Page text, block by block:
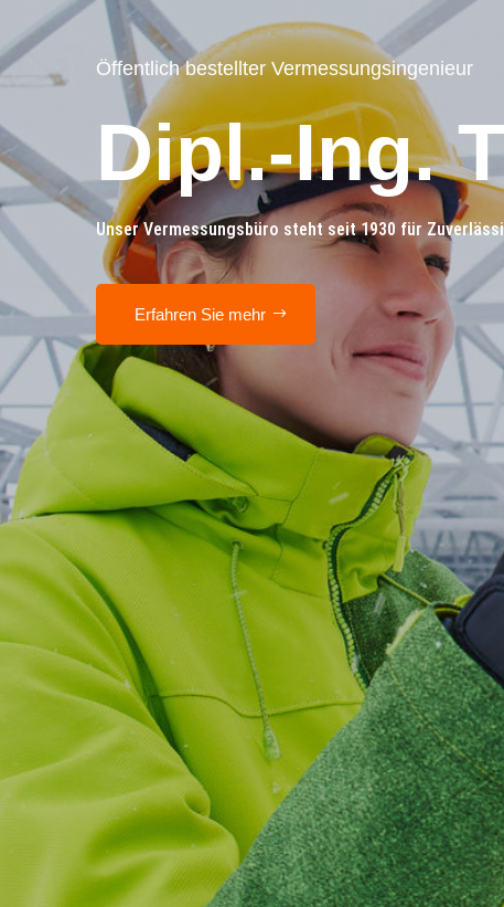
Öffentlich bestellter Vermessungsingenieur
Dipl.-Ing.
Unser Vermessungsbüro steht seit 1930 für
Erfahren Sie mehr